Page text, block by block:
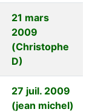
21 mars
2009
(Christophe
D)
27 juil. 2009
(jean michel)